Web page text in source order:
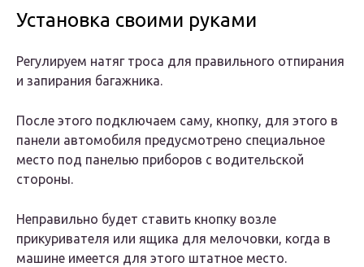
Установка своими руками
Регулируем натяг троса для правильного отпирания
и запирания багажника.
После этого подключаем саму, кнопку, для этого в
панели автомобиля предусмотрено специальное
место под панелью приборов с водительской
стороны.
Неправильно будет ставить кнопку возле
прикуривателя или ящика для мелочовки, когда в
машине имеется для этого штатное место.